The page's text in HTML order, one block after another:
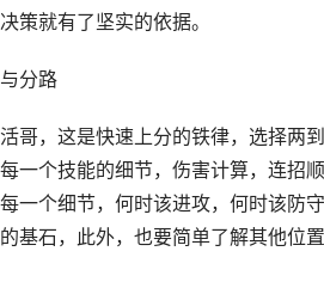
策就有了坚实的依据。
分路
哥，这是快速上分的铁律，选择两
一个技能的细节，伤害计算，连招
一个细节，何时该进攻，何时该防
基石，此外，也要简单了解其他位